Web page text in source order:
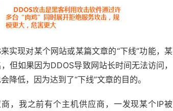
实现对某个网站或某篇文章的“下线”功能，某
但如果因为DDOS导致网站长时间无法访问，
低，因为达到了“下线”文章的目的。
，我之前有个主机供应商，一发现某个IP被